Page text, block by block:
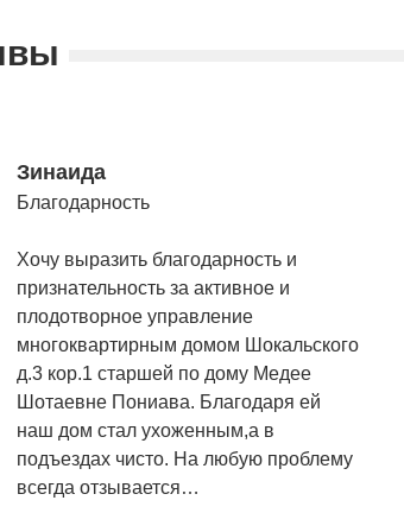
Зинаида
Благодарность
Хочу выразить благодарность и
признательность за активное и
плодотворное управление
многоквартирным домом Шокальского
д.3 кор.1 старшей по дому Медее
Шотаевне Пониава. Благодаря ей
наш дом стал ухоженным,а в
подъездах чисто. На любую проблему
всегда отзывается…